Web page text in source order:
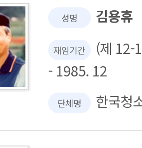
성명 김용휴
재임기간
(제 12-
- 1985. 12
단체명 한국청